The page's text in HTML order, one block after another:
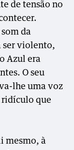
de tensão no
da
ser violento,
Azul era
O seu
lhe uma voz
ridículo que
mesmo, à